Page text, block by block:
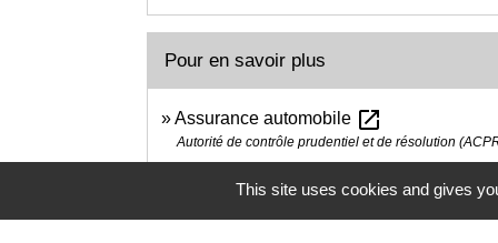
Pour en savoir plus
Assurance automobile open_in_new
Autorité de contrôle prudentiel et de résolution
Assurance Banque Épargne Infoservice
This site uses cookies and gives